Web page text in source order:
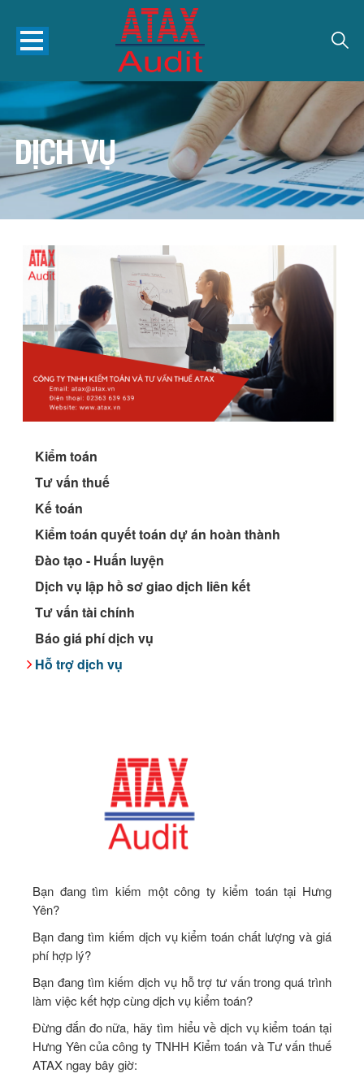
Dịch vụ
Bạn đang tìm kiếm một công ty kiểm toán tại Hưng
Yên?
Bạn đang tìm kiếm dịch vụ kiểm toán chất lượng và giá
phí hợp lý?
Bạn đang tìm kiếm dịch vụ hỗ trợ tư vấn trong quá trình
làm việc kết hợp cùng dịch vụ kiểm toán?
Đừng đắn đo nữa, hãy tìm hiểu về dịch vụ kiểm toán tại
Hưng Yên của công ty TNHH Kiểm toán và Tư vấn thuế
ATAX ngay bây giờ:
Kiểm toán
Tư vấn thuế
Kế toán
Kiểm toán quyết toán dự án hoàn thành
Đào tạo - Huấn luyện
Dịch vụ lập hồ sơ giao dịch liên kết
Tư vấn tài chính
Báo giá phí dịch vụ
Hỗ trợ dịch vụ